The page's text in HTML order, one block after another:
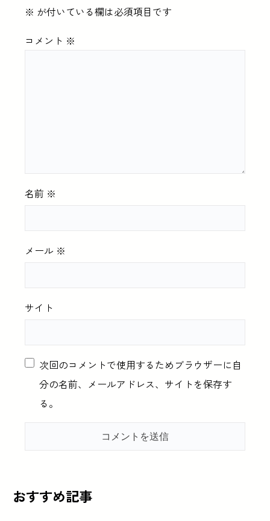
※ が付いている欄は必須項目です
コメント ※
名前 ※
メール ※
サイト
次回のコメントで使用するためブラウザーに自
分の名前、メールアドレス、サイトを保存す
る。
おすすめ記事